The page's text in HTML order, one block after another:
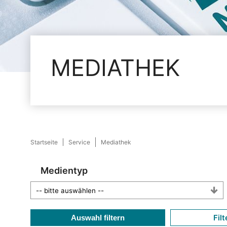
MEDIATHEK
Startseite Service Mediathek
Medientyp
Auswahl filtern